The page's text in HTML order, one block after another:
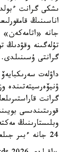
ىشكى گرانت
اناسىنىڭ
جانە «اتامەكەن»
گرانتى ۇسىنىلدى.
داۋلەت
قورىتىندىسى
24 جانە ءبىر جىلعا 24 گرانت بەرىلەدى.